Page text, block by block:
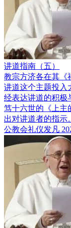
讲道指南（五）
教宗方济各在其《
讲道这个主题投入
经表达讲道的积极
笃十六世的《上主
出对讲道者的指示。
公教会礼仪发凡